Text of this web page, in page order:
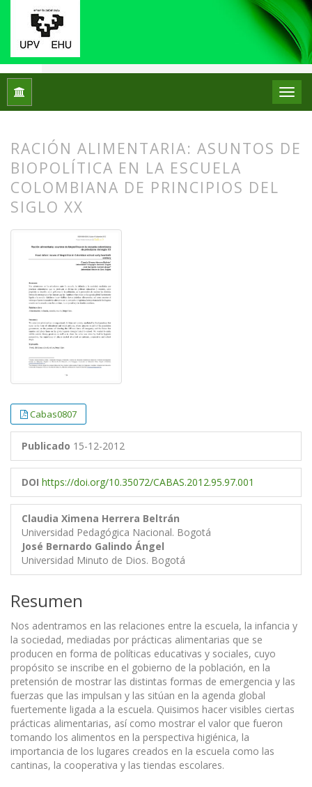
Inicio
RACIÓN ALIMENTARIA: ASUNTOS DE
BIOPOLÍTICA EN LA ESCUELA
COLOMBIANA DE PRINCIPIOS DEL
SIGLO XX
Cabas0807
Publicado 15-12-2012
DOI https://doi.org/10.35072/CABAS.2012.95.97.001
Claudia Ximena Herrera Beltrán
Universidad Pedagógica Nacional. Bogotá
José Bernardo Galindo Ángel
Universidad Minuto de Dios. Bogotá
Resumen
Nos adentramos en las relaciones entre la escuela, la infancia y
la sociedad, mediadas por prácticas alimentarias que se
producen en forma de políticas educativas y sociales, cuyo
propósito se inscribe en el gobierno de la población, en la
pretensión de mostrar las distintas formas de emergencia y las
fuerzas que las impulsan y las sitúan en la agenda global
fuertemente ligada a la escuela. Quisimos hacer visibles ciertas
prácticas alimentarias, así como mostrar el valor que fueron
tomando los alimentos en la perspectiva higiénica, la
importancia de los lugares creados en la escuela como las
cantinas, la cooperativa y las tiendas escolares.